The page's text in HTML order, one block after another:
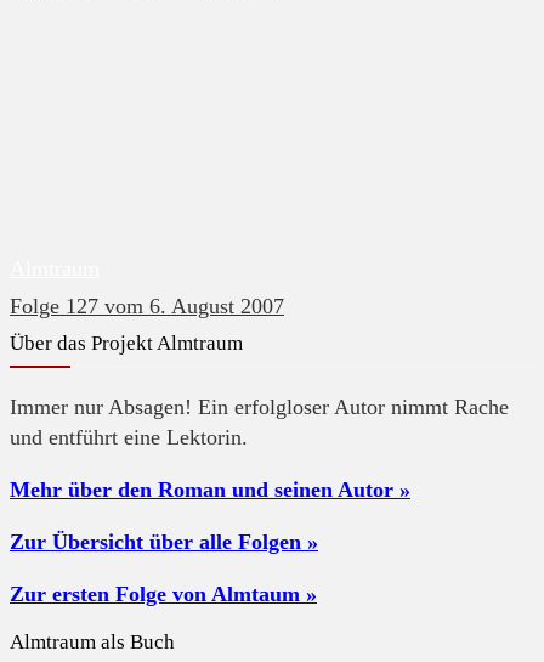
Folge 127 vom 6. August 2007
Über das Projekt Almtraum
Immer nur Absagen! Ein erfolgloser Autor nimmt Rache
und entführt eine Lektorin.
Mehr über den Roman und seinen Autor »
Zur Übersicht über alle Folgen »
Zur ersten Folge von Almtaum »
Almtraum als Buch